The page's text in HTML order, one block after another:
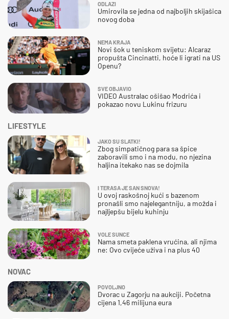
ODLAZI
Umirovila se jedna od najboljih skijašica
novog doba
NEMA KRAJA
Novi šok u teniskom svijetu: Alcaraz
propušta Cincinatti, hoće li igrati na US
Openu?
SVE OBJAVIO
VIDEO Australac ošišao Modrića i
pokazao novu Lukinu frizuru
NOVAC
POVOLJNO
Dvorac u Zagorju na aukciji. Početna
cijena 1,46 milijuna eura
LIFESTYLE
JAKO SU SLATKI!
Zbog simpatičnog para sa špice
zaboravili smo i na modu, no njezina
haljina itekako nas se dojmila
I TERASA JE SAN SNOVA!
U ovoj raskošnoj kući s bazenom
pronašli smo najelegantniju, a možda i
najljepšu bijelu kuhinju
VOLE SUNCE
Nama smeta paklena vrućina, ali njima
ne: Ovo cvijeće uživa i na plus 40